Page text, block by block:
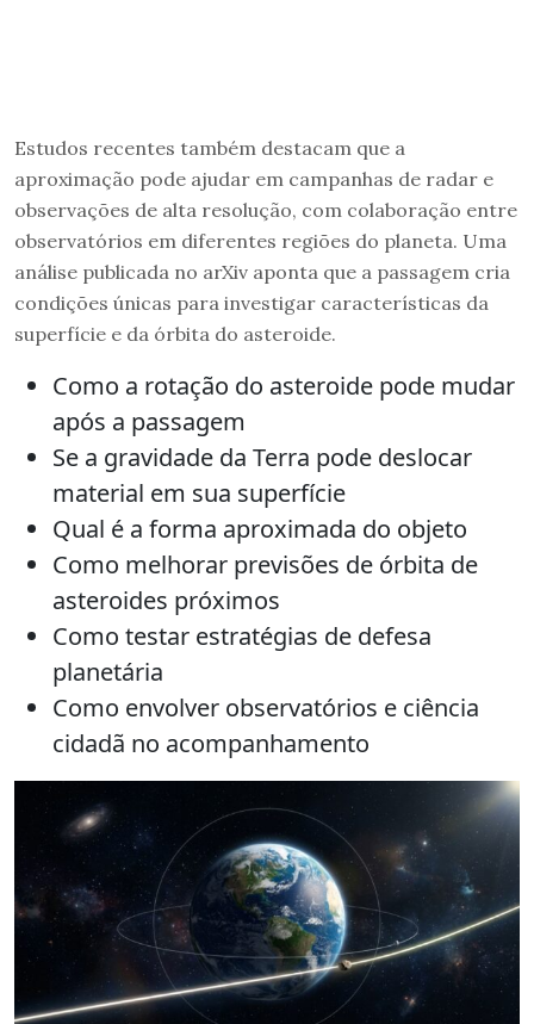
Estudos recentes também destacam que a
aproximação pode ajudar em campanhas de radar e
observações de alta resolução, com colaboração entre
observatórios em diferentes regiões do planeta. Uma
análise publicada no arXiv aponta que a passagem cria
condições únicas para investigar características da
superfície e da órbita do asteroide.
Como a rotação do asteroide pode mudar
após a passagem
Se a gravidade da Terra pode deslocar
material em sua superfície
Qual é a forma aproximada do objeto
Como melhorar previsões de órbita de
asteroides próximos
Como testar estratégias de defesa
planetária
Como envolver observatórios e ciência
cidadã no acompanhamento